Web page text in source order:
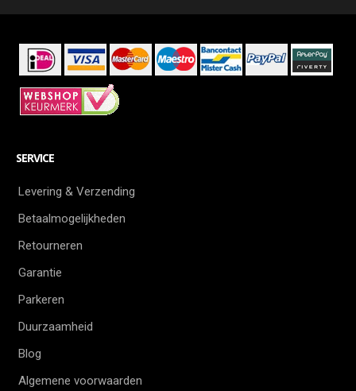
SERVICE
Levering & Verzending
Betaalmogelijkheden
Retourneren
Garantie
Parkeren
Duurzaamheid
Blog
Algemene voorwaarden